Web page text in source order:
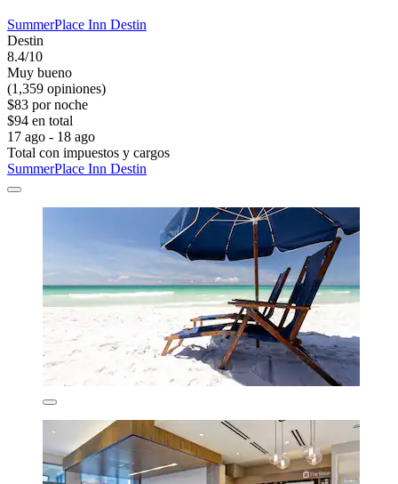
SummerPlace Inn Destin
Destin
8.4/10
Muy bueno
(1,359 opiniones)
$83 por noche
$94 en total
17 ago - 18 ago
Total con impuestos y cargos
SummerPlace Inn Destin